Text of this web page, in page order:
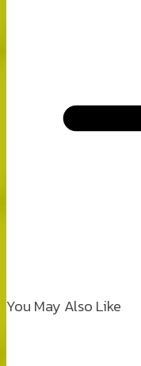
You May Also Like